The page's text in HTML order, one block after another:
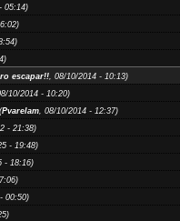
05:14)
escapar!!, 08/10/2014 - 10:13)
10/2014 - 10:20)
(Pvarelam, 08/10/2014 - 12:37)
- 21:38)
- 19:48)
- 18:16)
00:50)